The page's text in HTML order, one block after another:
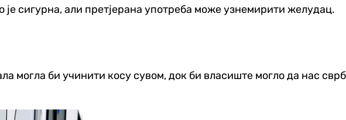
је сигурна, али претјерана употреба може узнемирити желудац.
могла би учинити косу сувом, док би власиште могло да нас